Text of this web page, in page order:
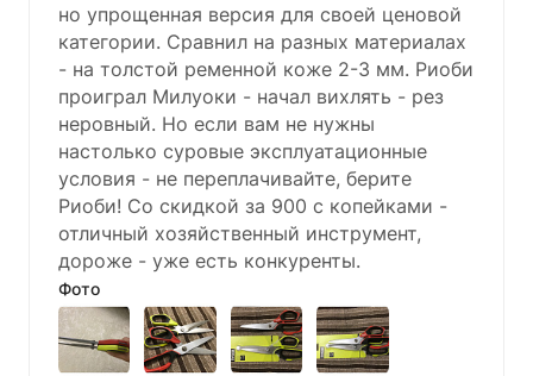
но упрощенная версия для своей ценовой
категории. Сравнил на разных материалах
- на толстой ременной коже 2-3 мм. Риоби
проиграл Милуоки - начал вихлять - рез
неровный. Но если вам не нужны
настолько суровые эксплуатационные
условия - не переплачивайте, берите
Риоби! Со скидкой за 900 с копейками -
отличный хозяйственный инструмент,
дороже - уже есть конкуренты.
Фото